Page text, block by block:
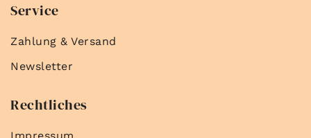
Service
Zahlung & Versand
Newsletter
Rechtliches